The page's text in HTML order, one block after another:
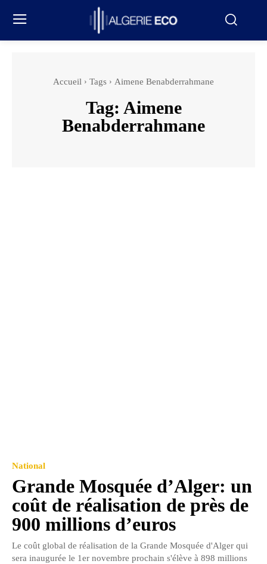
Accueil Tags Aimene Benabderrahmane
Tag: Aimene
Benabderrahmane
National
Grande Mosquée d’Alger: un
coût de réalisation de près de
900 millions d’euros
Le coût global de réalisation de la Grande Mosquée d'Alger qui
sera inaugurée le 1er novembre prochain s'élève à 898 millions